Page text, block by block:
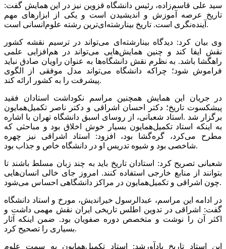
سید علی قاسم‌زاده، رئیس دانشگاه قزوین نیز در این همایش گفت:
تاریخ عرصه آموزش و اندیشیدن است و یکی از ابزارهای مهم
آینده‌نگری است. تاریخ بینارشته‌ای‌ترین رشته علوم‌انسانی است.
وی بیان کرد: دیدگاه بینارشته‌ای می‌تواند در ترسیم نقشه کشور
نقش ایفا کند و چنین همایش‌هایی می‌تواند در هم‌افزایی علمی
راهگشا باشد. به نظرم نقش دانشگاه‌ها به عنوان راویان صادق نباید
فراموش شود؛ چراکه دانشگاه می‌تواند مدل موفقی از الگوی
پیشرفت را به کشور ارائه کند.
در جریان این همایش همچنین مراسم نکوداشت استادان فقید
پیشکسوت تاریخ؛ دکتر احسان اشراقی و دکتر ناصر تکمیل‌همایون
برگزار شد .استاد شعبانی، از روسای اسبق دانشگاه تهران با اشاره
به اینکه استاد تکمیل‌همایون بسیار خوش اخلاق بود و مباحثی که
مطرح می‌کرد، گره‌گشا بود، افزود: استاد اشراقی نیز چهره
شاخصی بود و شیوه تدریس او در دانشگاه خاص و جذاب بود.
شعبانی تصریح کرد: استادان تاریخ باید به چند زبان مسلط باشند تا
بتوانند از منابع خارجی استفاده کنند. امروز جای خالی انسان‌هایی
چون اشراقی و تکمیل‌همایون در مراکز دانشگاهی احساس می‌شود.
در ادامه این مراسم، عبدالرسول خیراندیش، مورخ و استاد دانشگاه
گفت: اشراقی در تدوین اطلس تاریخی ایران نقش مهمی داشت و
اکثر آن را نوشت و متخصص دوره صفویان بود. ضمن اینکه آثار
بسیاری را تصحیح کرد.
این استاد تاریخ یادآورشد: استاد تکمیل‌همایون به سمت علوم